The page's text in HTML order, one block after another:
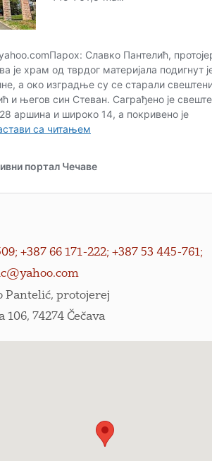
+387 66 171-222; +387 53 445-761;
Pantelić, protojerej
106, 74274 Čečava